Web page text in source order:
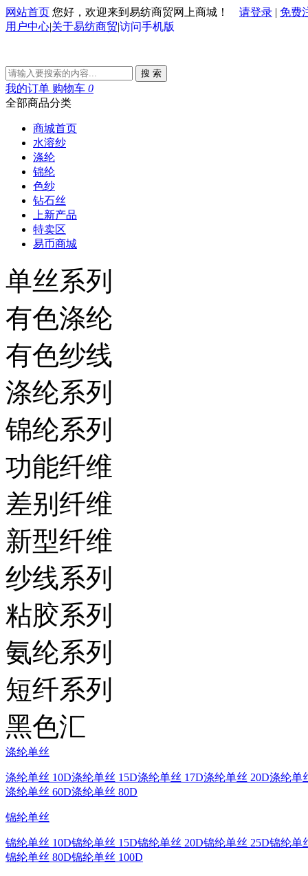
网站首页 您好，欢迎来到易纺商贸网上商城！ 请登录 | 免费
用户中心|关于易纺商贸|访问手机版
搜 索
我的订单 购物车 0
全部商品分类
商城首页
水溶纱
涤纶
锦纶
色纱
钻石丝
上新产品
特卖区
易币商城
单丝系列
有色涤纶
有色纱线
涤纶系列
锦纶系列
功能纤维
差别纤维
新型纤维
纱线系列
粘胶系列
氨纶系列
短纤系列
黑色汇
涤纶单丝
涤纶单丝 10D涤纶单丝 15D涤纶单丝 17D涤纶单丝 20D涤纶单
涤纶单丝 60D涤纶单丝 80D
锦纶单丝
锦纶单丝 10D锦纶单丝 15D锦纶单丝 20D锦纶单丝 25D锦纶单
锦纶单丝 80D锦纶单丝 100D